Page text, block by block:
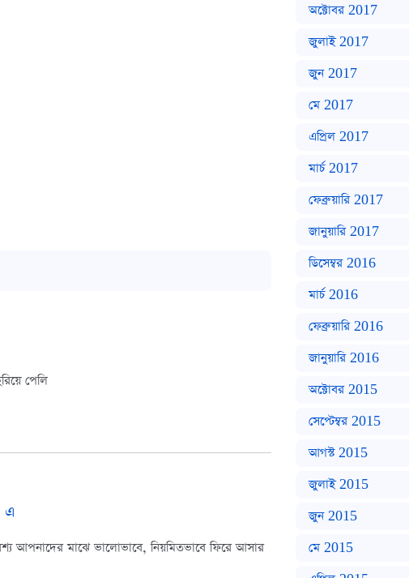
পে‌লি
এ
আপনাদের মাঝে ভালোভাবে, নিয়মিতভাবে ফিরে আসার
অক্টোবর 2017
জুলাই 2017
জুন 2017
মে 2017
এপ্রিল 2017
মার্চ 2017
ফেব্রুয়ারি 2017
জানুয়ারি 2017
ডিসেম্বর 2016
মার্চ 2016
ফেব্রুয়ারি 2016
জানুয়ারি 2016
অক্টোবর 2015
সেপ্টেম্বর 2015
আগস্ট 2015
জুলাই 2015
জুন 2015
মে 2015